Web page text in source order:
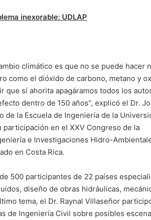
inexorable: UDLAP
climático es que no se puede hacer
como el dióxido de carbono, metano y
que sí ahorita apagáramos todos los
dentro de 150 años”, explicó el Dr.
de la Escuela de Ingeniería de la
participación en el XXV Congreso de la
e Investigaciones Hidro-
en Costa Rica.
500 participantes de 22 países
diseño de obras hidráulicas,
tema, el Dr. Raynal Villaseñor
de Ingeniería Civil sobre posibles